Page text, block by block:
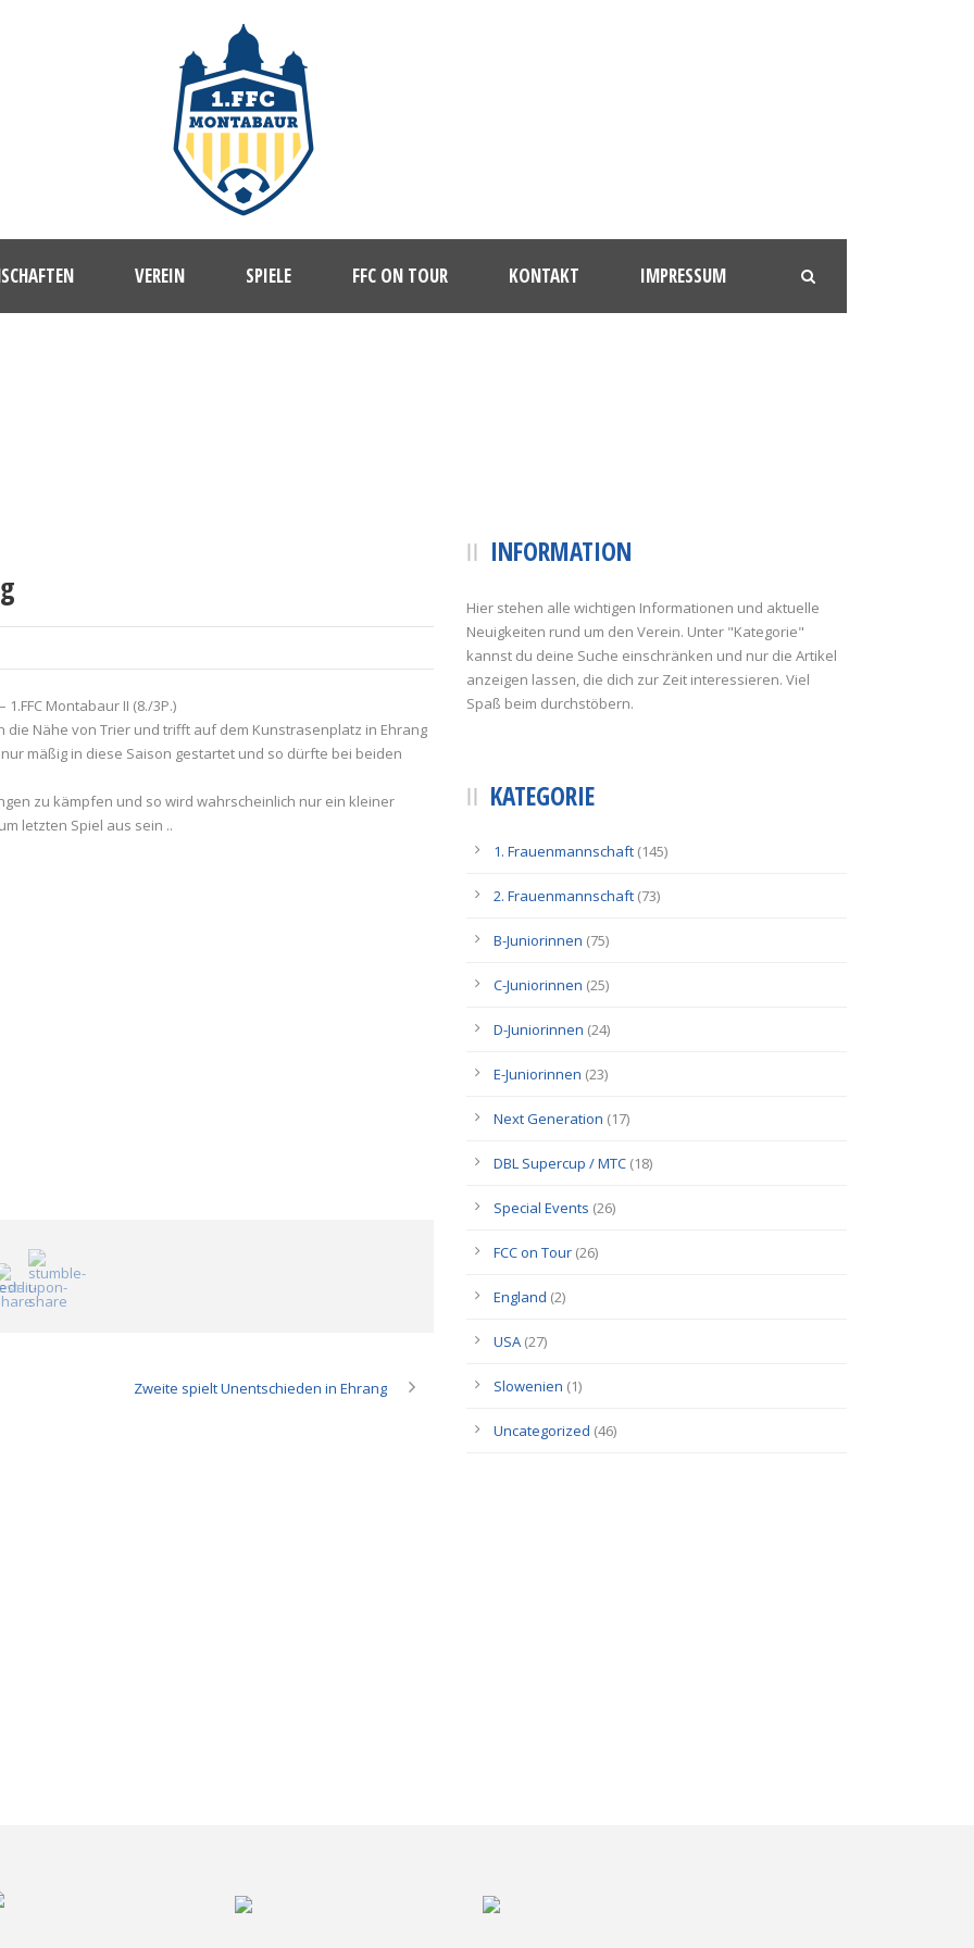
VEREIN SPIELE FFC ON TOUR KONTAKT IMPRESSUM
Montabaur II (8./3P.)
Nähe von Trier und trifft auf dem Kunstrasenplatz in Ehrang
mäßig in diese Saison gestartet und so dürfte bei beiden
zu kämpfen und so wird wahrscheinlich nur ein kleiner
letzten Spiel aus sein ..
Zweite spielt Unentschieden in Ehrang
INFORMATION
Hier stehen alle wichtigen Informationen und aktuelle
Neuigkeiten rund um den Verein. Unter "Kategorie"
kannst du deine Suche einschränken und nur die Artikel
anzeigen lassen, die dich zur Zeit interessieren. Viel
Spaß beim durchstöbern.
KATEGORIE
1. Frauenmannschaft (145)
2. Frauenmannschaft (73)
B-Juniorinnen (75)
C-Juniorinnen (25)
D-Juniorinnen (24)
E-Juniorinnen (23)
Next Generation (17)
DBL Supercup / MTC (18)
Special Events (26)
FCC on Tour (26)
England (2)
USA (27)
Slowenien (1)
Uncategorized (46)